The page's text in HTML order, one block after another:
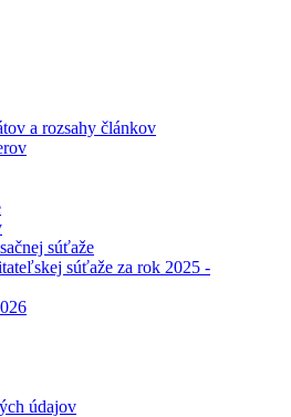
a rozsahy článkov
súťaže
súťaže za rok 2025 -
údajov